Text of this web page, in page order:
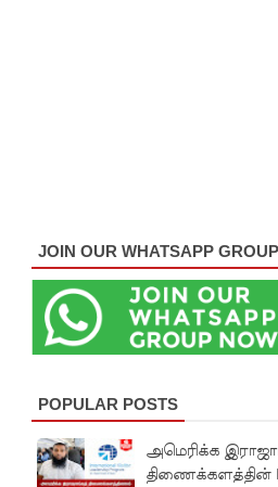
JOIN OUR WHATSAPP GROUP
POPULAR POSTS
அமெரிக்க
திணைக்களத்தின்